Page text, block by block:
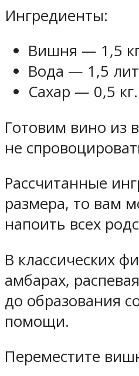
Ингредиенты:
Вишня — 1,5
Вода — 1,5
Сахар — 0,5 кг.
Готовим вино из
не
Рассчитанные
размера, то вам
напоить всех
В классических
амбарах,
до образования
помощи.
Переместите